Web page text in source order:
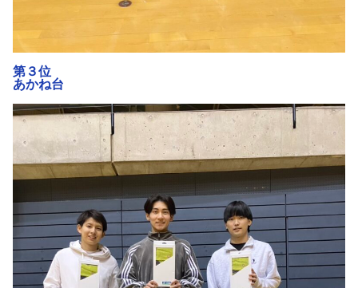
第３位
あかね台